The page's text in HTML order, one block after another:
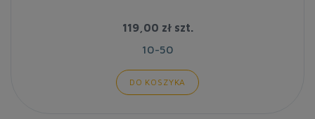
119,00 złszt.
10-50
DO KOSZYKA